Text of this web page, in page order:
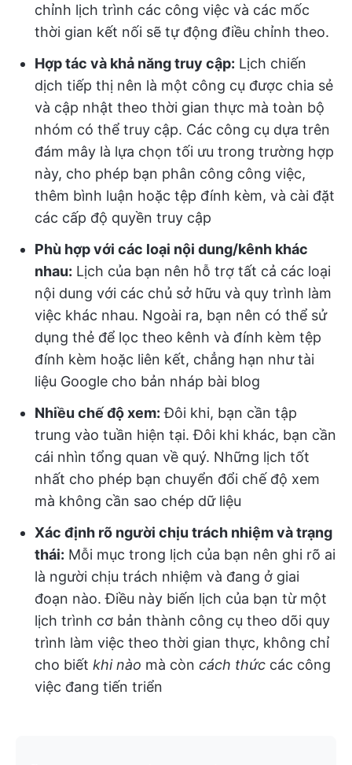
chỉnh lịch trình các công việc và các mốc
thời gian kết nối sẽ tự động điều chỉnh theo.
Hợp tác và khả năng truy cập: Lịch chiến
dịch tiếp thị nên là một công cụ được chia sẻ
và cập nhật theo thời gian thực mà toàn bộ
nhóm có thể truy cập. Các công cụ dựa trên
đám mây là lựa chọn tối ưu trong trường hợp
này, cho phép bạn phân công công việc,
thêm bình luận hoặc tệp đính kèm, và cài đặt
các cấp độ quyền truy cập
Phù hợp với các loại nội dung/kênh khác
nhau: Lịch của bạn nên hỗ trợ tất cả các loại
nội dung với các chủ sở hữu và quy trình làm
việc khác nhau. Ngoài ra, bạn nên có thể sử
dụng thẻ để lọc theo kênh và đính kèm tệp
đính kèm hoặc liên kết, chẳng hạn như tài
liệu Google cho bản nháp bài blog
Nhiều chế độ xem: Đôi khi, bạn cần tập
trung vào tuần hiện tại. Đôi khi khác, bạn cần
cái nhìn tổng quan về quý. Những lịch tốt
nhất cho phép bạn chuyển đổi chế độ xem
mà không cần sao chép dữ liệu
Xác định rõ người chịu trách nhiệm và trạng
thái: Mỗi mục trong lịch của bạn nên ghi rõ ai
là người chịu trách nhiệm và đang ở giai
đoạn nào. Điều này biến lịch của bạn từ một
lịch trình cơ bản thành công cụ theo dõi quy
trình làm việc theo thời gian thực, không chỉ
cho biết khi nào mà còn cách thức các công
việc đang tiến triển